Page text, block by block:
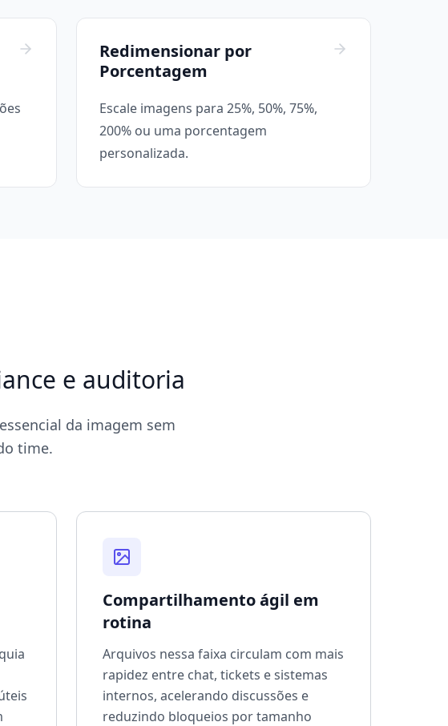
Redimensionar por
Porcentagem
Escale imagens para 25%, 50%, 75%,
200% ou uma porcentagem
personalizada.
e auditoria
da imagem sem
time.
Compartilhamento ágil em
rotina
Arquivos nessa faixa circulam com mais
rapidez entre chat, tickets e sistemas
internos, acelerando discussões e
reduzindo bloqueios por tamanho